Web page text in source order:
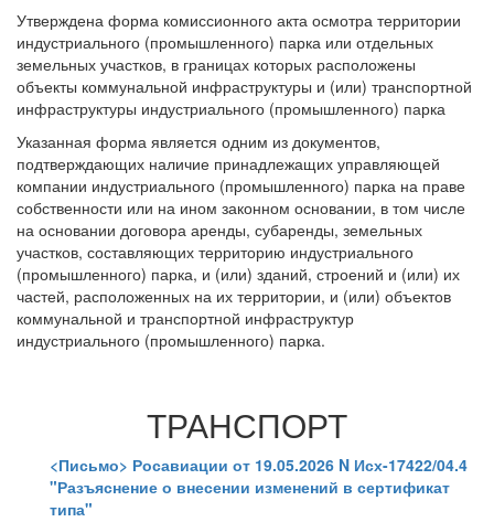
Утверждена форма комиссионного акта осмотра территории
индустриального (промышленного) парка или отдельных
земельных участков, в границах которых расположены
объекты коммунальной инфраструктуры и (или) транспортной
инфраструктуры индустриального (промышленного) парка
Указанная форма является одним из документов,
подтверждающих наличие принадлежащих управляющей
компании индустриального (промышленного) парка на праве
собственности или на ином законном основании, в том числе
на основании договора аренды, субаренды, земельных
участков, составляющих территорию индустриального
(промышленного) парка, и (или) зданий, строений и (или) их
частей, расположенных на их территории, и (или) объектов
коммунальной и транспортной инфраструктур
индустриального (промышленного) парка.
ТРАНСПОРТ
<Письмо> Росавиации от 19.05.2026 N Исх-17422/04.4
"Разъяснение о внесении изменений в сертификат
типа"